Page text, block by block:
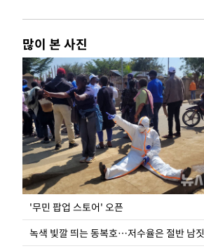
많이 본 사진
'무민 팝업 스토어' 오픈
녹색 빛깔 띄는 동복호…저수율은 절반 남짓